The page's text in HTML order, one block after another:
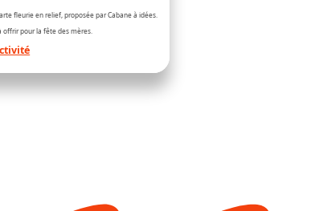
White
fleurie en relief, proposée par Cabane à idées.
offrir pour la fête des mères.